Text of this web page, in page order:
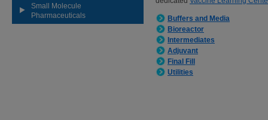
Small Molecule
Pharmaceuticals
Buffers and Media
Bioreactor
Intermediates
Adjuvant
Final Fill
Utilities